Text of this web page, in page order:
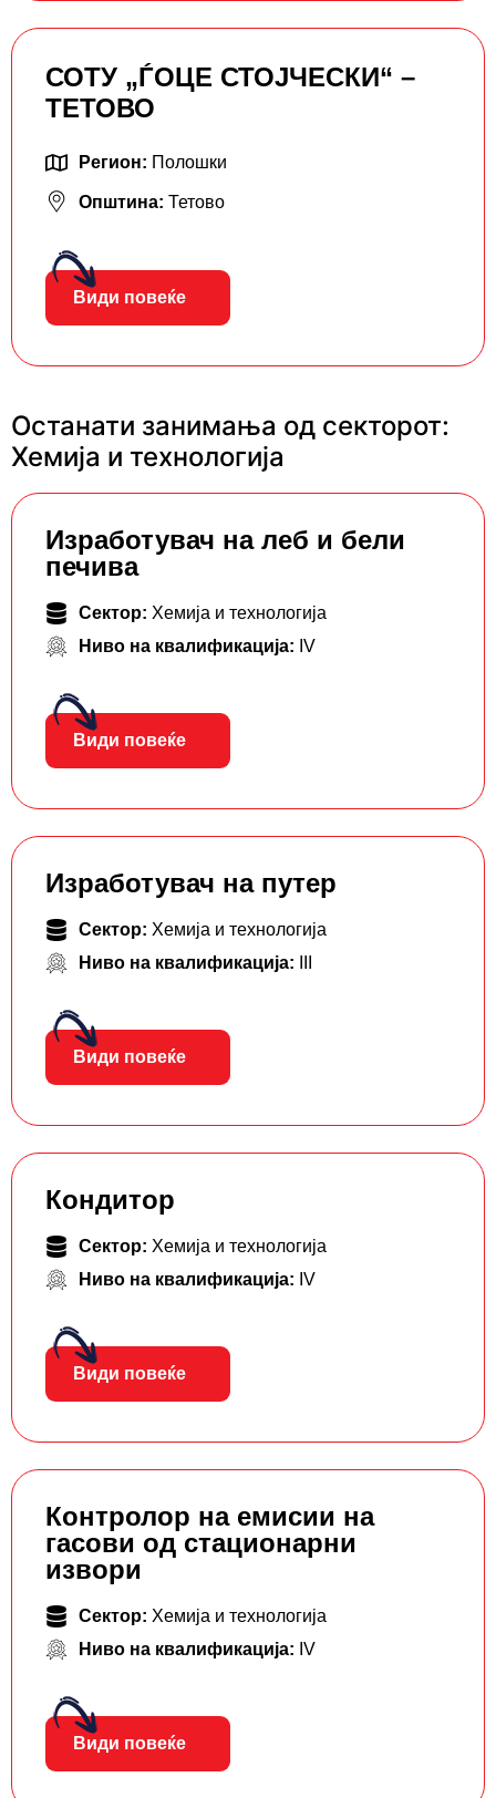
СОТУ „ЃОЦЕ СТОЈЧЕСКИ“ –
ТЕТОВО
Регион: Полошки
Општина: Тетово
Види повеќе
Останати занимања од секторот:
Хемија и технологија
Изработувач на леб и бели
печива
Сектор: Хемија и технологија
Ниво на квалификација: IV
Види повеќе
Изработувач на путер
Сектор: Хемија и технологија
Ниво на квалификација:
Види повеќе
Кондитор
Сектор: Хемија и технологија
Ниво на квалификација: IV
Види повеќе
Контролор на емисии на
гасови од стационарни
извори
Сектор: Хемија и технологија
Ниво на квалификација: IV
Види повеќе